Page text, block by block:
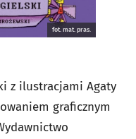
fot. mat. pras.
z ilustracjami Agaty
graficznym